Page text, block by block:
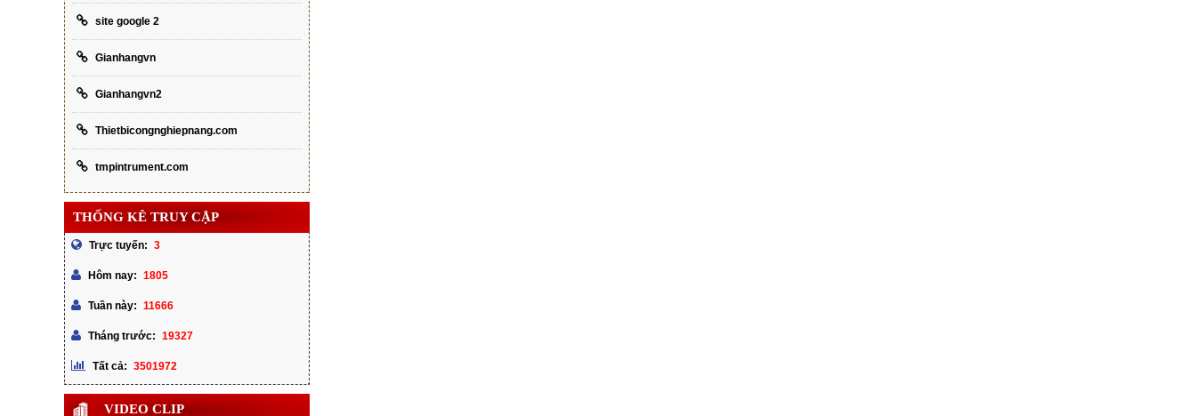
site google 2
Gianhangvn
Gianhangvn2
Thietbicongnghiepnang.com
tmpintrument.com
THỐNG KÊ TRUY CẬP
Trực tuyến: 3
Hôm nay: 1805
Tuần này: 11666
Tháng trước: 19327
Tất cả: 3501972
VIDEO CLIP